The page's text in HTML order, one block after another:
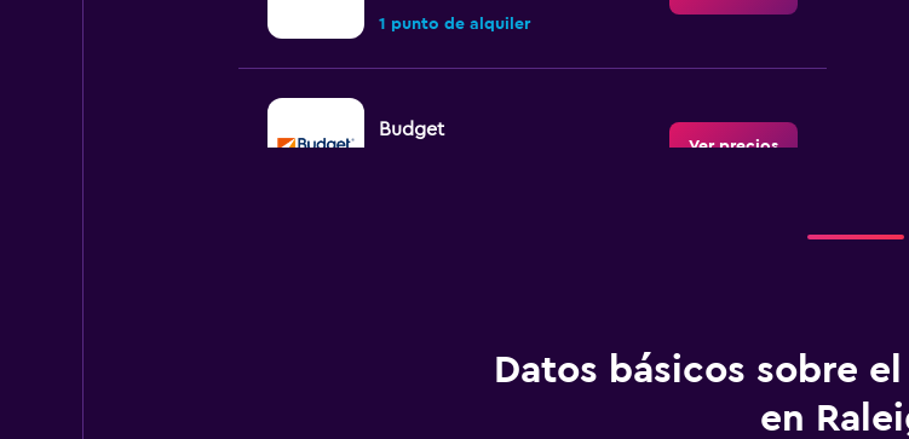
1 punto de alquiler
Budget
Ver precios
Datos básicos sobre
en